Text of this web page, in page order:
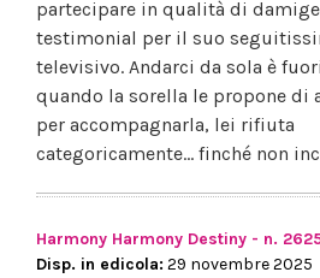
partecipare in qualità di
testimonial per il suo
televisivo. Andarci da sola è
quando la sorella le propone di
per accompagnarla, lei rifiuta
categoricamente... finché non
Harmony Harmony Destiny - n.
Disp. in edicola: 29 novembre 2025